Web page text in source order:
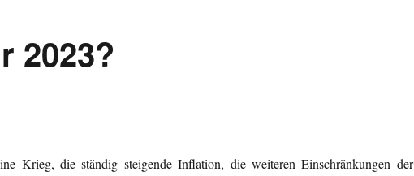
2023?
Krieg, die ständig steigende Inflation, die weiteren Einschränkungen der